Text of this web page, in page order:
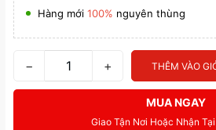
Hàng mới 100% nguyên thùng
− + THÊM VÀO
MUA NGAY
Giao Tận Nơi Hoặc Nhận